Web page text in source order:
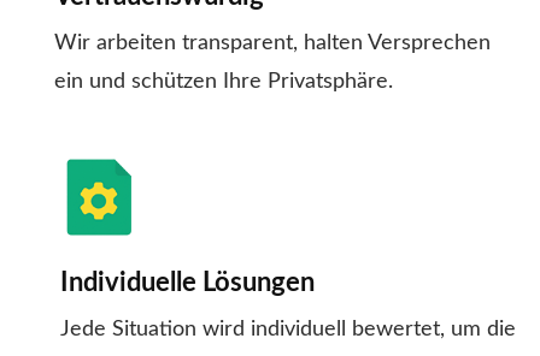
Wir arbeiten transparent, halten Versprechen
ein und schützen Ihre Privatsphäre.
Individuelle Lösungen
Jede Situation wird individuell bewertet, um die